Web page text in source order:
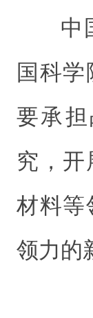
中
国科
要承
究，开
材料等
领力的